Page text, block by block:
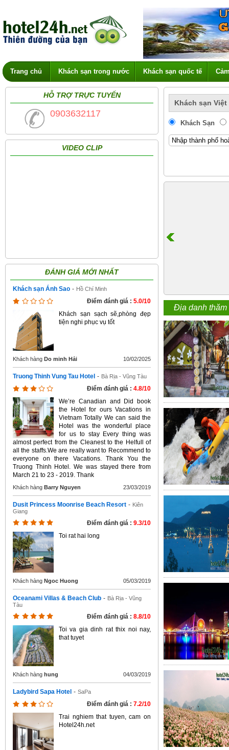
Trang chủ Khách sạn trong nước Khách sạn quốc tế
HỖ TRỢ TRỰC TUYẾN
0903632117
VIDEO CLIP
ĐÁNH GIÁ MỚI NHẤT
Khách sạn Ánh Sao - Hồ Chí Minh
Điểm đánh giá : 5.0/10
Khách sạn sạch sẽ,phòng đẹp
tiện nghi phục vụ tốt
Khách hàng Do minh Hải 10/02/2025
Truong Thinh Vung Tau Hotel - Bà Rịa - Vũng Tàu
Điểm đánh giá : 4.8/10
We’re Canadian and Did book
the Hotel for ours Vacations in
Vietnam Totally We can said the
Hotel was the wonderful place
for us to stay Every thing was
almost perfect from the Cleanest to the Helfull of
all the staffs.We are really want to Recommend to
everyone on there Vacations. Thank You the
Truong Thinh Hotel. We was stayed there from
March 21 to 23 - 2019. Thank
Khách hàng Barry Nguyen 23/03/2019
Dusit Princess Moonrise Beach Resort - Kiên
Giang
Điểm đánh giá : 9.3/10
Toi rat hai long
Khách hàng Ngoc Huong 05/03/2019
Oceanami Villas & Beach Club - Bà Rịa - Vũng
Tàu
Điểm đánh giá : 8.8/10
Toi va gia dinh rat thix noi nay,
that tuyet
Khách hàng hung 04/03/2019
Ladybird Sapa Hotel - SaPa
Điểm đánh giá : 7.2/10
Trai nghiem that tuyen, cam on
Hotel24h.net
Khách sạn Việt
Khách Sạn
Địa danh thăm